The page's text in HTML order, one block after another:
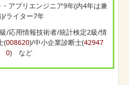
アプリエンジニア9年(内4年は兼
ライター7年
/応用情報技術者/統計検定2級/情
(008620)/中小企業診断士(42947
0) など